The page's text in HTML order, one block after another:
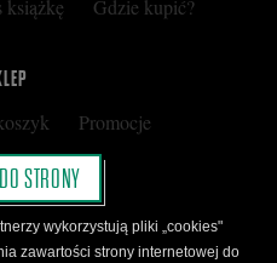
książkę Gdzie kupić?
Promocje
Nota prawna
prywatności
Czarnego
STRONY
wykorzystują pliki „cookies"
zawartości strony internetowej do